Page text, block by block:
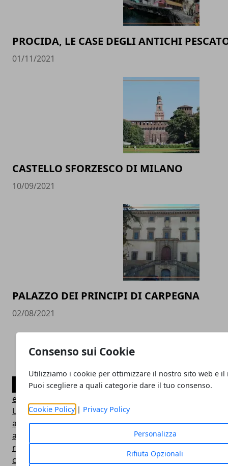
Consenso sui Cookie
Utilizziamo i cookie per ottimizzare il nostro sito web e il
Puoi scegliere a quali categorie dare il tuo consenso.
Cookie Policy| Privacy Policy
Personalizza
Rifiuta Opzionali
PROCIDA, LE CASE DEGLI ANTICHI
01/11/2021
CASTELLO SFORZESCO DI MILANO
10/09/2021
PALAZZO DEI PRINCIPI DI CARPEGNA
02/08/2021
CATEGORIE
edilizia
Uncategorized
agenzia immobiliare
arredamento
ristrutturazioni
consulenza immobiliare